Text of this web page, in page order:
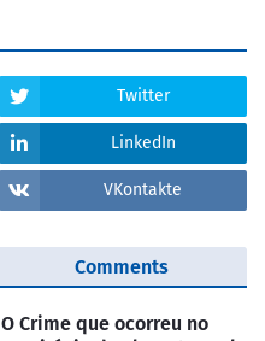
Twitter
LinkedIn
VKontakte
Comments
O Crime que ocorreu no